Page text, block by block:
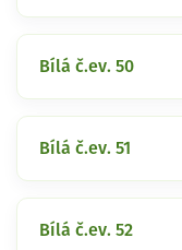
Bílá č.ev. 50
Bílá č.ev. 51
Bílá č.ev. 52